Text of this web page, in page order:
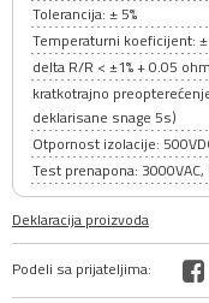
Tolerancija: ± 5%
Temperaturni koeficijent:
delta R/R < ±1% + 0.05
kratkotrajno
deklarisane snage 5s)
Otpornost izolacije:
Test prenapona: 3000VAC,
Deklaracija proizvoda
Podeli sa prijateljima: